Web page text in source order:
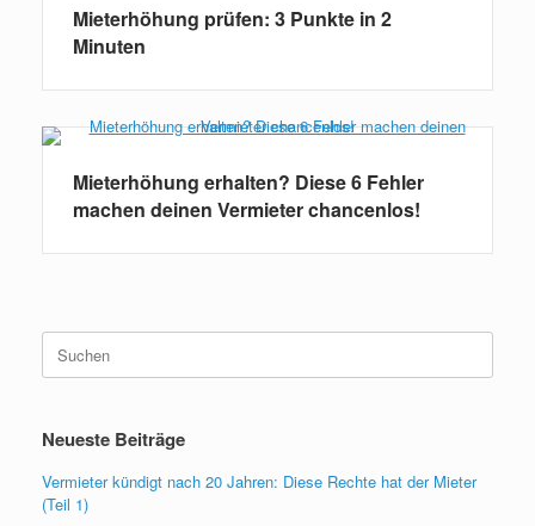
Mieterhöhung prüfen: 3 Punkte in 2
Minuten
Mieterhöhung erhalten? Diese 6 Fehler
machen deinen Vermieter chancenlos!
Suchen
nach:
Neueste Beiträge
Vermieter kündigt nach 20 Jahren: Diese Rechte hat der Mieter
(Teil 1)